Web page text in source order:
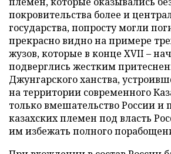
покровительства более и
государства, попросту могли
прекрасно видно на примере
жузов, которые в конце XVII –
подверглись жестким
Джунгарского ханства,
на территории современного
только вмешательство России и
казахских племен под власть
им избежать полного